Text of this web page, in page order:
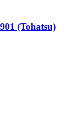
(Tohatsu)